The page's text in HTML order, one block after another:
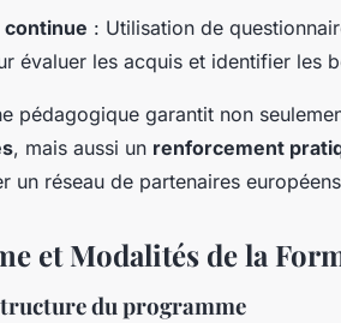
continue : Utilisation de
évaluer les acquis et identifier les
pédagogique garantit non
, mais aussi un renforcement
un réseau de partenaires
et Modalités de la
du programme